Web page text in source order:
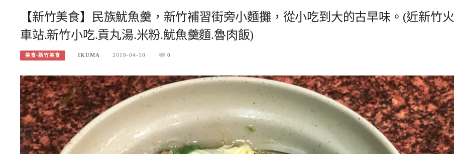
【新竹美食】民族魷魚羹，新竹補習街旁小麵攤，從小吃到大的古早味。(近新竹火
車站.新竹小吃.貢丸湯.米粉.魷魚羹麵.魯肉飯)
美食-新竹美食 IKUMA 2019-04-10 0